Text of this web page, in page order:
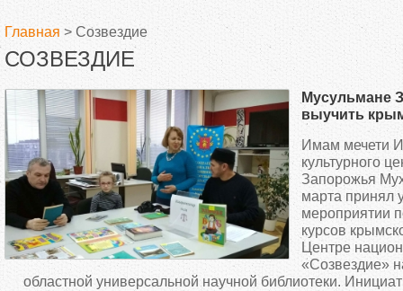
В
ы
з
д
е
Главная > Созвездие
СОЗВЕЗДИЕ
Мусульмане
выучить
Имам мечети
культурного
Запорожья
марта принял
мероприятии
курсов
Центре
«Созвездие»
областной универсальной научной библиотеки.